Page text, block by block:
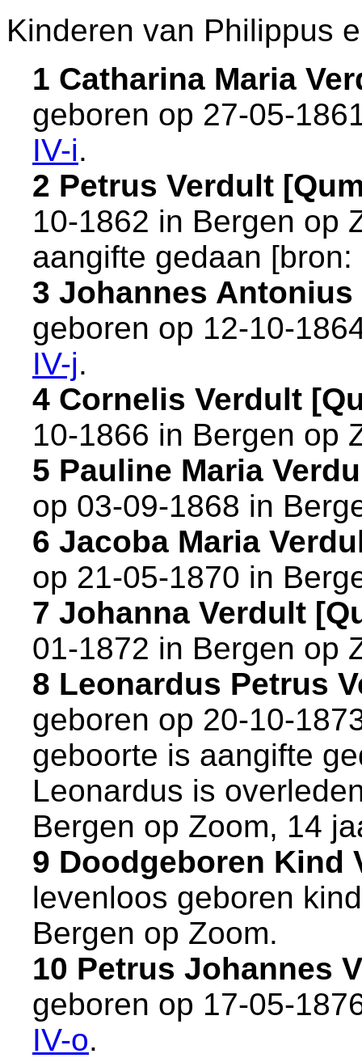
Kinderen van Philippus
1 Catharina Maria
geboren op 27-05-
IV-i.
2 Petrus Verdult
10-1862 in Bergen op
aangifte gedaan [bron:
3 Johannes Antonius
geboren op 12-10-
IV-j.
4 Cornelis Verdult
10-1866 in Bergen op
5 Pauline Maria
op 03-09-1868 in
6 Jacoba Maria
op 21-05-1870 in
7 Johanna Verdult
01-1872 in Bergen op
8 Leonardus Petrus
geboren op 20-10-
geboorte is aangifte
Leonardus is
Bergen op Zoom, 14
9 Doodgeboren Kind
levenloos geboren
Bergen op Zoom.
10 Petrus Johannes
geboren op 17-05-
IV-o.